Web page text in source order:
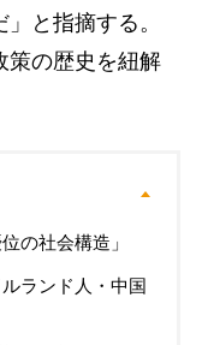
と指摘する。
策の歴史を紐解
の社会構造」
ランド人・中国